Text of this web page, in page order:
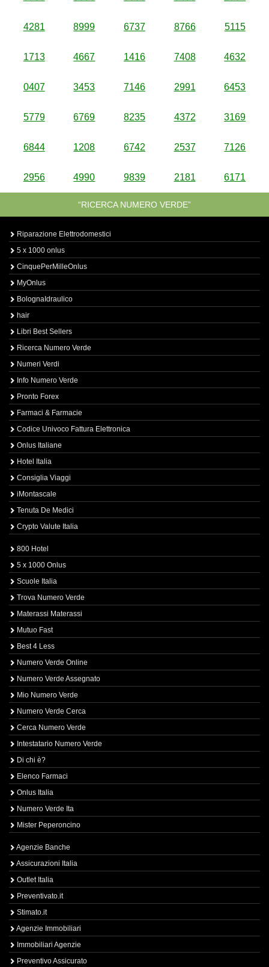
4281 8999 6737 8766 5115
1713 4667 1416 7408 4632
0407 3453 7146 2991 6453
5779 6769 8235 4372 3169
6844 1208 6742 2537 7126
2956 4990 9839 2181 6171
“RICERCA NUMERO VERDE”
Riparazione Elettrodomestici
5 x 1000 onlus
CinquePerMilleOnlus
MyOnlus
BolognaIdraulico
hair
Libri Best Sellers
Ricerca Numero Verde
Numeri Verdi
Info Numero Verde
Pronto Forex
Farmaci & Farmacie
Codice Univoco Fattura Elettronica
Onlus Italiane
Hotel Italia
Consiglia Viaggi
iMontascale
Tenuta De Medici
Crypto Valute Italia
800 Hotel
5 x 1000 Onlus
Scuole Italia
Trova Numero Verde
Materassi Materassi
Mutuo Fast
Best 4 Less
Numero Verde Online
Numero Verde Assegnato
Mio Numero Verde
Numero Verde Cerca
Cerca Numero Verde
Intestatario Numero Verde
Di chi è?
Elenco Farmaci
Onlus Italia
Numero Verde Ita
Mister Peperoncino
Agenzie Banche
Assicurazioni Italia
Outlet Italia
Preventivato.it
Stimato.it
Agenzie Immobiliari
Immobiliari Agenzie
Preventivo Assicurato